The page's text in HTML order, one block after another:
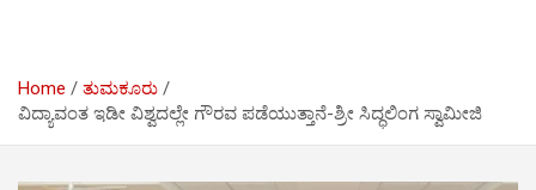
Home
ತುಮಕೂರು
ವಿದ್ಯಾವಂತ ಇಡೀ ವಿಶ್ವದಲ್ಲೇ ಗೌರವ ಪಡೆಯುತ್ತಾನೆ-ಶ್ರೀ ಸಿದ್ಧಲಿಂಗ ಸ್ವಾಮೀಜಿ